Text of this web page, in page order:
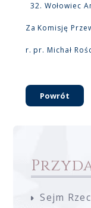
Wołowiec
Za Komisję
r. pr. Michał
Powrót
Sejm